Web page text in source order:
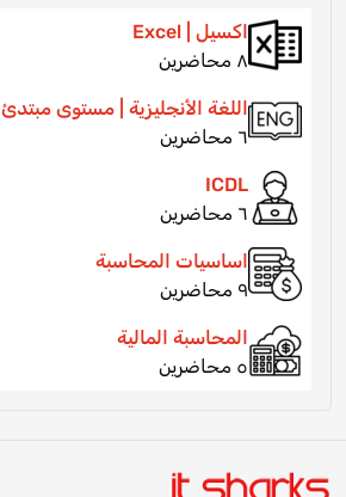
اكسيل | Excel
٨ محاضرين
اللغة الأنجليزية | مستوى مبتدئ
٦ محاضرين
ICDL
٦ محاضرين
اساسيات المحاسبة
٩ محاضرين
المحاسبة المالية
٥ محاضرين